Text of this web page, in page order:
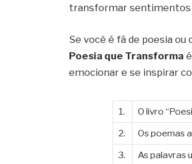
transformar sentimentos
Se você é fã de poesia
Poesia que Transforma
emocionar e se inspirar
1.
O livro
2.
Os poemas
3.
As palavras